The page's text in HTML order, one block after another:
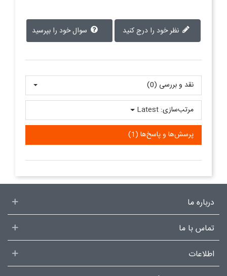
سوال خود را بپرسید
نقد و بررسی‌‌ (0)
پرسش‌ها و پاسخ‌ها (1)
مرتب‌سازی: Latest
درباره ما
تماس با ما
اطلاعات